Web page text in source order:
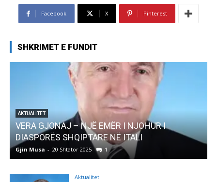
Facebook X Pinterest
SHKRIMET E FUNDIT
AKTUALITET
Pregaditi Gjin Musa-Rome- Shtator 2025
Gjin Musa - 8 Shtator 2025 0
Aktualitet